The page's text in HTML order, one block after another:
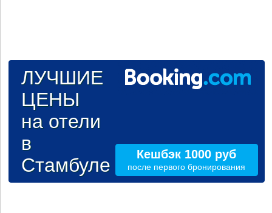
ЛУЧШИЕ
ЦЕНЫ
на отели
в
Стамбуле
Кешбэк 1000 руб
после первого бронирования